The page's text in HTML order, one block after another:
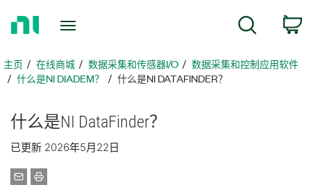
页主页 在线商城 数据采集和传感器I/O
数​据​采​集​和​控​制​应​用软件
什么是NI DIADEM？
什么是NI DATAFINDER？
什么是NI DataFinder？
已更新 2026年5月22日